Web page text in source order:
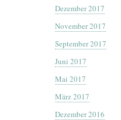
Dezember 2017
November 2017
September 2017
Juni 2017
Mai 2017
März 2017
Dezember 2016